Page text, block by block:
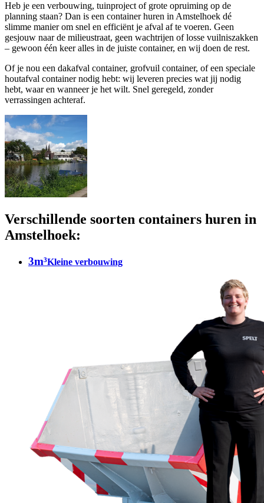
Heb je een verbouwing, tuinproject of grote opruiming op de
planning staan? Dan is een container huren in Amstelhoek dé
slimme manier om snel en efficiënt je afval af te voeren. Geen
gesjouw naar de milieustraat, geen wachtrijen of losse vuilniszakken
– gewoon één keer alles in de juiste container, en wij doen de rest.
Of je nou een dakafval container, grofvuil container, of een speciale
houtafval container nodig hebt: wij leveren precies wat jij nodig
hebt, waar en wanneer je het wilt. Snel geregeld, zonder
verrassingen achteraf.
Verschillende soorten containers huren in
Amstelhoek:
3m³Kleine verbouwing